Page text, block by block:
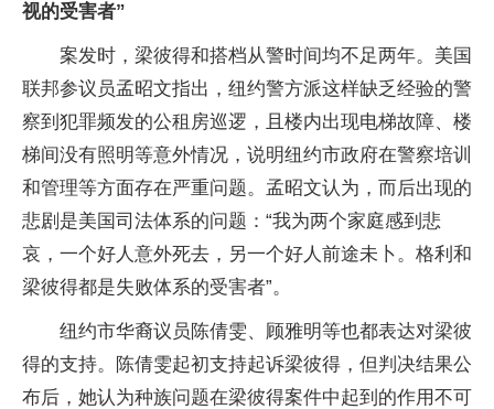
视的受害者”
案发时，梁彼得和搭档从警时间均不足两年。美国
联邦参议员孟昭文指出，纽约警方派这样缺乏经验的警
察到犯罪频发的公租房巡逻，且楼内出现电梯故障、楼
梯间没有照明等意外情况，说明纽约市政府在警察培训
和管理等方面存在严重问题。孟昭文认为，而后出现的
悲剧是美国司法体系的问题：“我为两个家庭感到悲
哀，一个好人意外死去，另一个好人前途未卜。格利和
梁彼得都是失败体系的受害者”。
纽约市华裔议员陈倩雯、顾雅明等也都表达对梁彼
得的支持。陈倩雯起初支持起诉梁彼得，但判决结果公
布后，她认为种族问题在梁彼得案件中起到的作用不可